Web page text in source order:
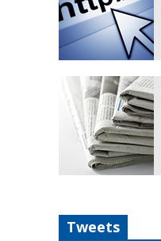
Tweets